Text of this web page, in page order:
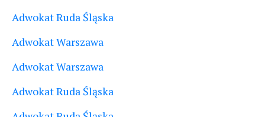
Adwokat Ruda Śląska
Adwokat Warszawa
Adwokat Warszawa
Adwokat Ruda Śląska